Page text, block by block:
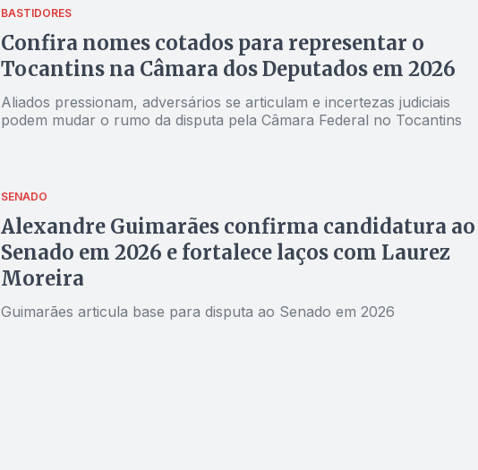
BASTIDORES
Confira nomes cotados para representar o
Tocantins na Câmara dos Deputados em 2026
Aliados pressionam, adversários se articulam e incertezas judiciais
podem mudar o rumo da disputa pela Câmara Federal no Tocantins
SENADO
Alexandre Guimarães confirma candidatura ao
Senado em 2026 e fortalece laços com Laurez
Moreira
Guimarães articula base para disputa ao Senado em 2026